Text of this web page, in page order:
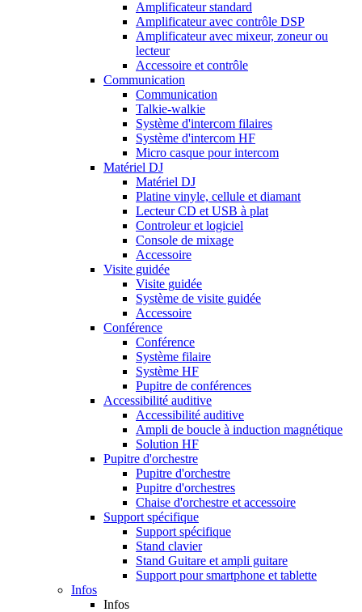
Amplificateur standard
Amplificateur avec contrôle DSP
Amplificateur avec mixeur, zoneur ou
lecteur
Accessoire et contrôle
Communication
Communication
Talkie-walkie
Système d'intercom filaires
Système d'intercom HF
Micro casque pour intercom
Matériel DJ
Matériel DJ
Platine vinyle, cellule et diamant
Lecteur CD et USB à plat
Controleur et logiciel
Console de mixage
Accessoire
Visite guidée
Visite guidée
Système de visite guidée
Accessoire
Conférence
Conférence
Système filaire
Système HF
Pupitre de conférences
Accessibilité auditive
Accessibilité auditive
Ampli de boucle à induction magnétique
Solution HF
Pupitre d'orchestre
Pupitre d'orchestre
Pupitre d'orchestres
Chaise d'orchestre et accessoire
Support spécifique
Support spécifique
Stand clavier
Stand Guitare et ampli guitare
Support pour smartphone et tablette
Infos
Infos